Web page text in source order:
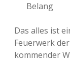
Belang
Das alles ist
Feuerwerk
kommender